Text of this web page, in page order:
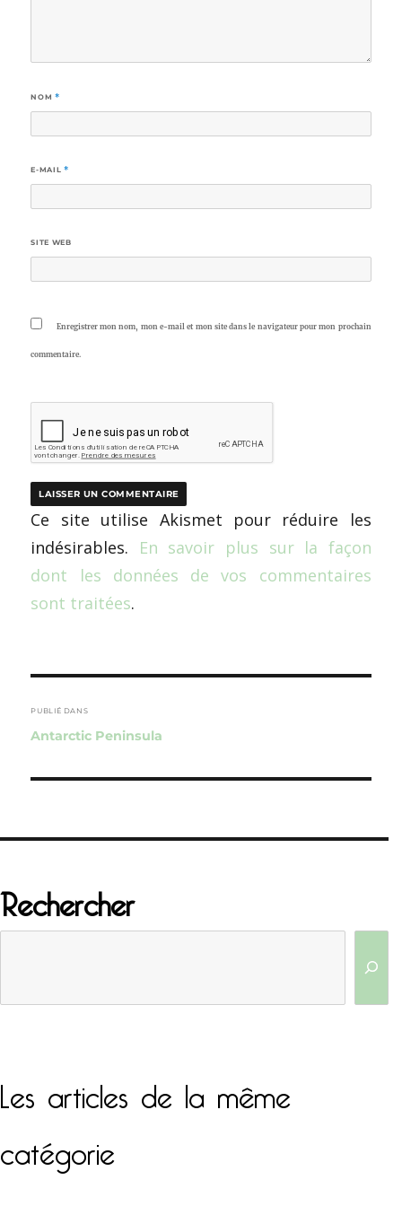
NOM *
E-MAIL *
SITE WEB
Enregistrer mon nom, mon e-mail et mon site dans le navigateur pour mon prochain
commentaire.
Ce site utilise Akismet pour réduire les
indésirables. En savoir plus sur la façon
dont les données de vos commentaires
sont traitées.
de
l’article
PUBLIÉ DANS
Antarctic Peninsula
Rechercher
Les articles de la même
catégorie